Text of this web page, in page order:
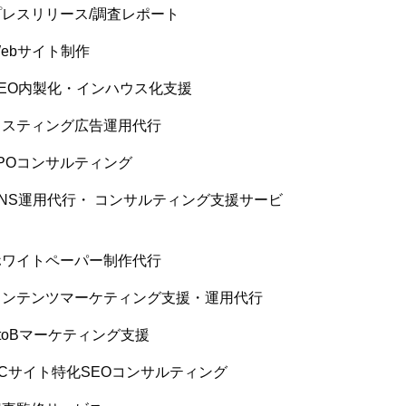
スリリース/調査レポート
サイト制作
内製化・インハウス化支援
ティング広告運用代行
コンサルティング
運用代行・ コンサルティング支援サービ
イトペーパー制作代行
テンツマーケティング支援・運用代行
マーケティング支援
サイト特化SEOコンサルティング